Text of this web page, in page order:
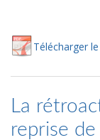
Télécharger
La
reprise